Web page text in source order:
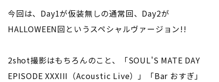
今回は、Day1が仮装無しの通常回、Day2が
HALLOWEEN回というスペシャルヴァージョン!!
2shot撮影はもちろんのこと、「SOUL'S MATE DAY
EPISODE XXXIII（Acoustic Live）」「Bar おすぎ」